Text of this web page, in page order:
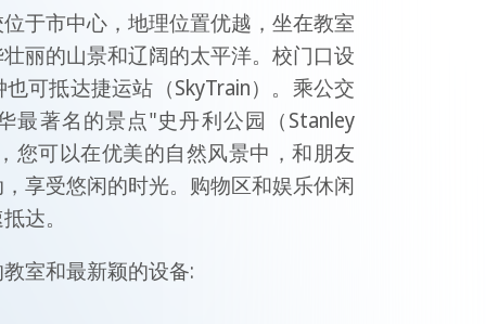
于市中心，地理位置优越，坐在教室
丽的山景和辽阔的太平洋。校门口设
可抵达捷运站（SkyTrain）。乘公交
最著名的景点"史丹利公园（Stanley
您可以在优美的自然风景中，和朋友
享受悠闲的时光。购物区和娱乐休闲
达。
室和最新颖的设备: